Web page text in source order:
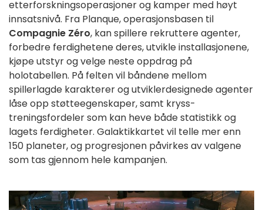
etterforskningsoperasjoner og kamper med høyt
innsatsnivå. Fra Planque, operasjonsbasen til
Compagnie Zéro, kan spillere rekruttere agenter,
forbedre ferdighetene deres, utvikle installasjonene,
kjøpe utstyr og velge neste oppdrag på
holotabellen. På felten vil båndene mellom
spillerlagde karakterer og utviklerdesignede agenter
låse opp støtteegenskaper, samt kryss-
treningsfordeler som kan heve både statistikk og
lagets ferdigheter. Galaktikkartet vil telle mer enn
150 planeter, og progresjonen påvirkes av valgene
som tas gjennom hele kampanjen.